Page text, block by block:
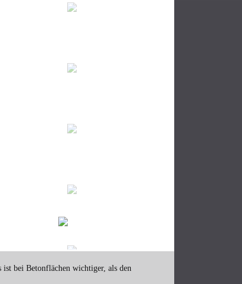
bei Betonflächen wichtiger, als den